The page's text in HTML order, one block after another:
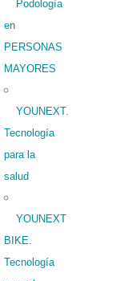
Podología
en
PERSONAS
MAYORES
YOUNEXT.
Tecnología
para la
salud
YOUNEXT
BIKE.
Tecnología